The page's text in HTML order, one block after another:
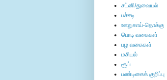
சட்னி/துவையல்
பச்சடி
ஊறுகாய்-தொக்கு
பொடி வகைகள்
பழ வகைகள்
மசியல்
சூப்
பண்டிகைக் குறிப்பு